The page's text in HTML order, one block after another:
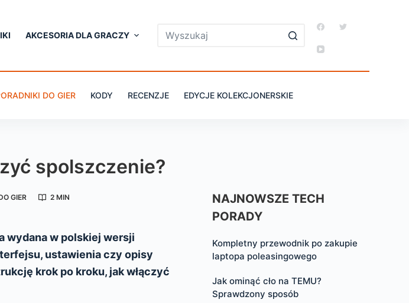
AKCESORIA DLA GRACZY
DO GIER KODY RECENZJE EDYCJE KOLEKCJONERSKIE
spolszczenie?
GIER 2 MIN
wydana w polskiej wersji
ustawienia czy opisy
krok po kroku, jak włączyć
NAJNOWSZE TECH
PORADY
Kompletny przewodnik po zakupie
laptopa poleasingowego
Jak ominąć cło na TEMU?
Sprawdzony sposób